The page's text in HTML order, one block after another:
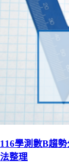
116學測數B趨
法整理